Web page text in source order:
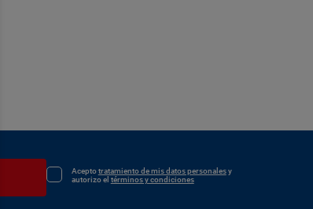
Aceptotratamiento de mis datos personalesy
autorizo el términos y condiciones